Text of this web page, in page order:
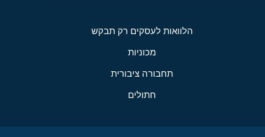
הלוואות לעסקים רק תבקש
מכוניות
תחבורה ציבורית
חתולים